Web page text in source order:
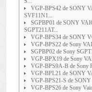
VGP-BPS42 de SONY
SVF11N1...
SGPBP01 de SONY
SGPT211AT...
VGP-BPS34 de SONY
VGP-BPS22 de Sony
SGPBP02 de Sony
VGP-BPX19 de Sony
VGP-BPS9A-B de Sony
VGP-BPL21 de SONY
VGP-BPS21-S de
VGP-BPS26 de Sony